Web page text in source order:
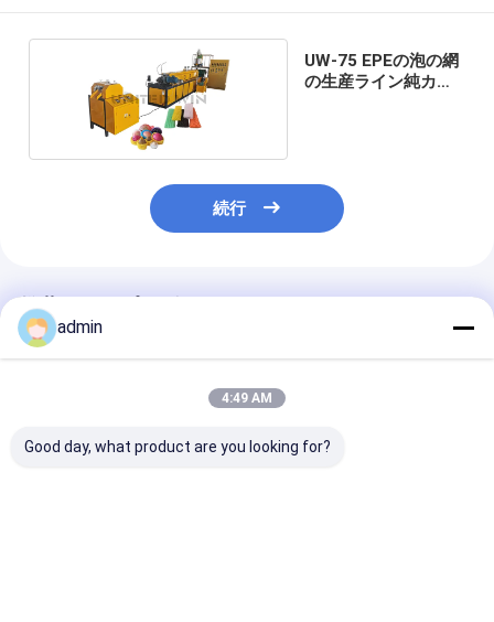
UW-75 EPEの泡の網
の生産ライン純カバ
続行
推薦されたプロダクト
admin
4:49 AM
Good day, what product are you looking for?